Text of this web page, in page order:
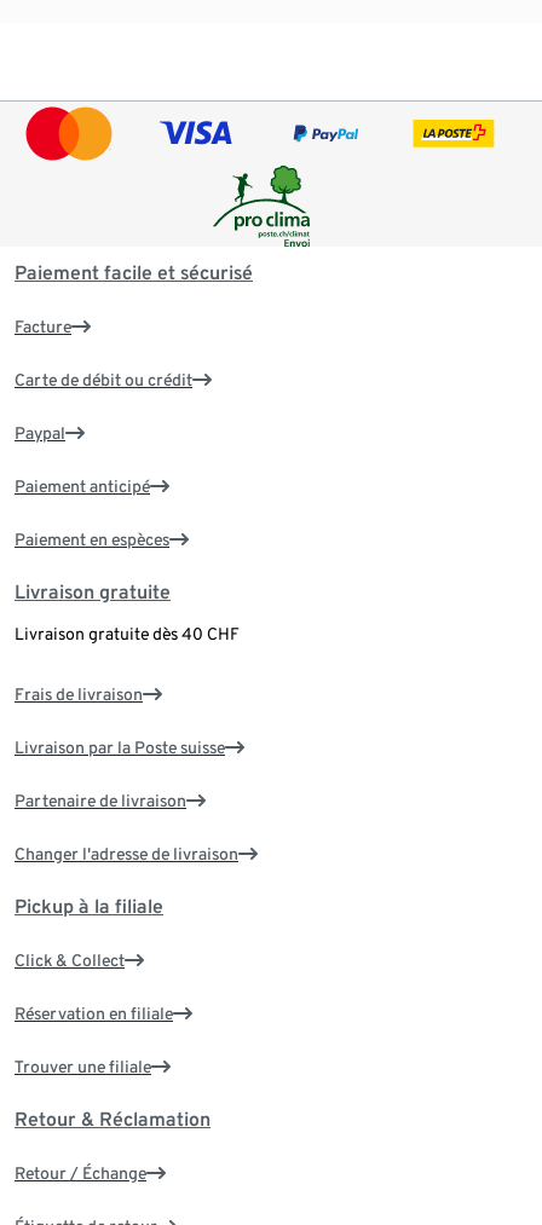
Paiement facile et sécurisé
Facture
Carte de débit ou crédit
Paypal
Paiement anticipé
Paiement en espèces
Livraison gratuite
Livraison gratuite dès 40 CHF
Frais de livraison
Livraison par la Poste suisse
Partenaire de livraison
Changer l'adresse de livraison
Pickup à la filiale
Click & Collect
Réservation en filiale
Trouver une filiale
Retour & Réclamation
Retour / Échange